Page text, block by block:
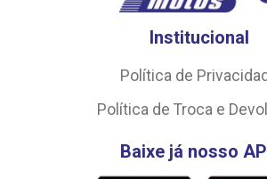
Institucional
Política de
Política de Troca e
Baixe já nosso